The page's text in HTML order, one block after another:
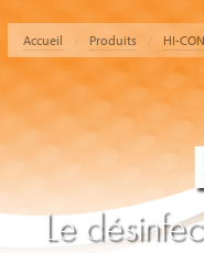
Accueil Produits HI-
Le